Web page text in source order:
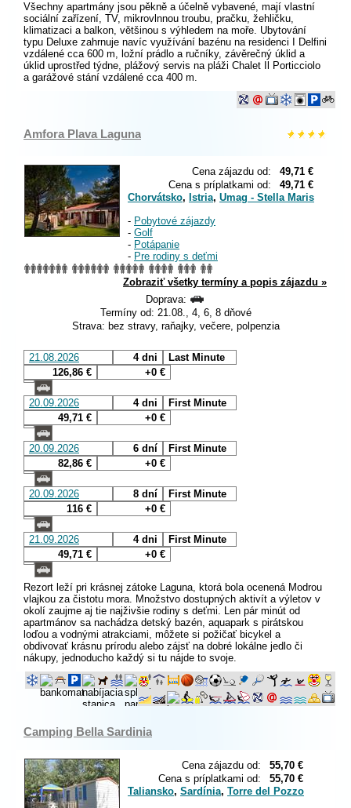
Všechny apartmány jsou pěkně a účelně vybavené, mají vlastní
sociální zařízení, TV, mikrovlnnou troubu, pračku, žehličku,
klimatizaci a balkon, většinou s výhledem na moře. Ubytování
typu Deluxe zahrnuje navíc využívání bazénu na residenci I Delfini
vzdálené cca 600 m, ložní prádlo a ručníky, závěrečný úklid a
úklid uprostřed týdne, plážový servis na pláži Chalet Il Porticciolo
a garážové stání vzdálené cca 400 m.
Amfora Plava Laguna
Cena zájazdu od:
49,71 €
Cena s príplatkami od:
49,71 €
Chorvátsko, Istria, Umag - Stella Maris
- Pobytové zájazdy
- Golf
- Potápanie
- Pre rodiny s deťmi
Zobraziť všetky termíny a popis zájazdu »
Doprava:
Termíny od: 21.08., 4, 6, 8 dňové
Strava: bez stravy, raňajky, večere, polpenzia
21.08.2026 4 dni
Last Minute
126,86 €
+0 €
20.09.2026 4 dni
First Minute
49,71 €
+0 €
20.09.2026 6 dní
First Minute
82,86 €
+0 €
20.09.2026 8 dní
First Minute
116 €
+0 €
21.09.2026 4 dni
First Minute
49,71 €
+0 €
Rezort leží pri krásnej zátoke Laguna, ktorá bola ocenená Modrou
vlajkou za čistotu mora. Množstvo dostupných aktivít a výletov v
okolí zaujme aj tie najživšie rodiny s deťmi. Len pár minút od
apartmánov sa nachádza detský bazén, aquapark s pirátskou
loďou a vodnými atrakciami, môžete si požičať bicykel a
obdivovať krásnu prírodu alebo zájsť na dobré lokálne jedlo či
nákupy, jednoducho každý si tu nájde to svoje.
Camping Bella Sardinia
Cena zájazdu od:
55,70 €
Cena s príplatkami od:
55,70 €
Taliansko, Sardínia, Torre del Pozzo